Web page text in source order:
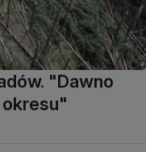
"Dawno
okresu"